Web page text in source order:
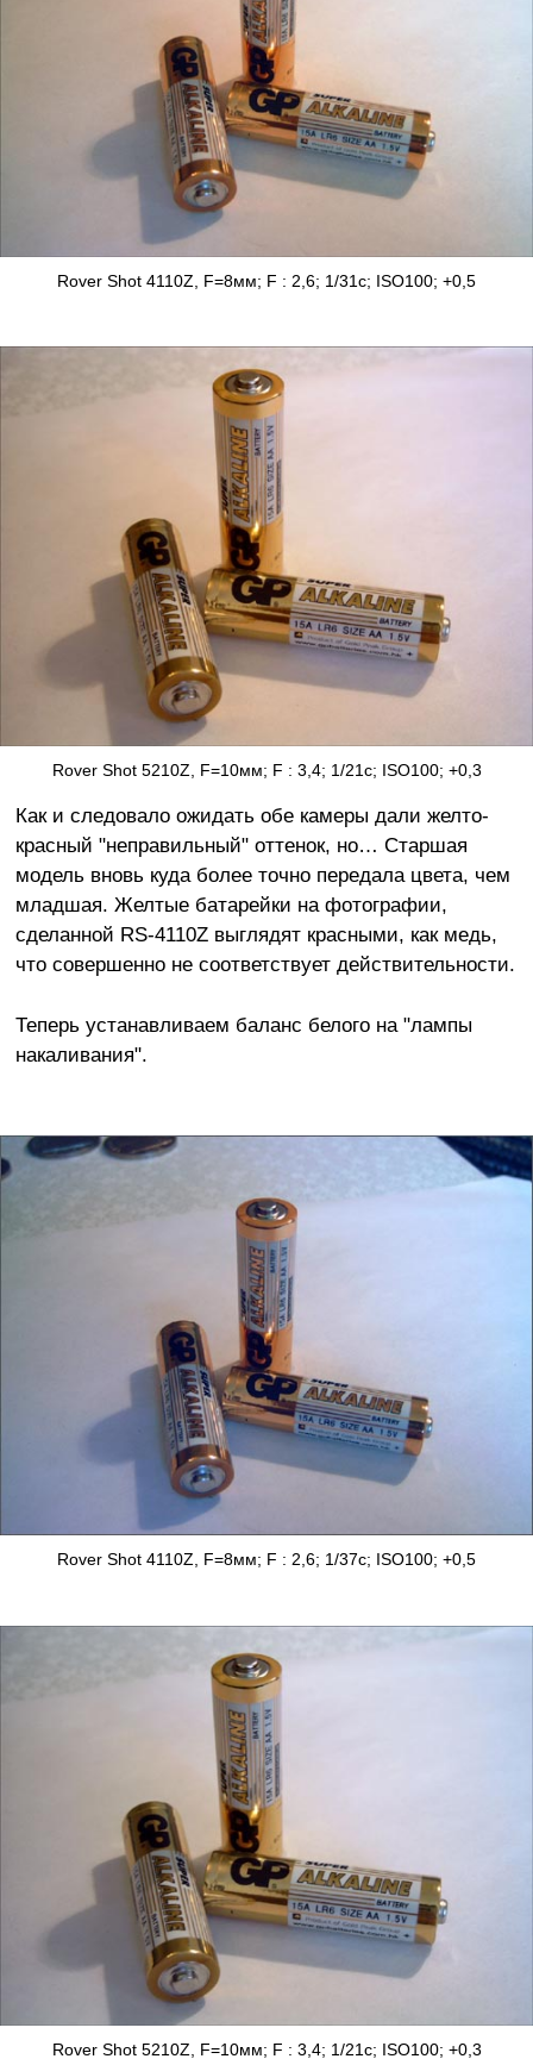
Rover Shot 4110Z, F=8мм; F : 2,6; 1/31с; ISO100; +0,5
Rover Shot 5210Z, F=10мм; F : 3,4; 1/21с; ISO100; +0,3
Как и следовало ожидать обе камеры дали желто-
красный "неправильный" оттенок, но… Старшая
модель вновь куда более точно передала цвета, чем
младшая. Желтые батарейки на фотографии,
сделанной RS-4110Z выглядят красными, как медь,
что совершенно не соответствует действительности.
Теперь устанавливаем баланс белого на "лампы
накаливания".
Rover Shot 4110Z, F=8мм; F : 2,6; 1/37с; ISO100; +0,5
Rover Shot 5210Z, F=10мм; F : 3,4; 1/21с; ISO100; +0,3